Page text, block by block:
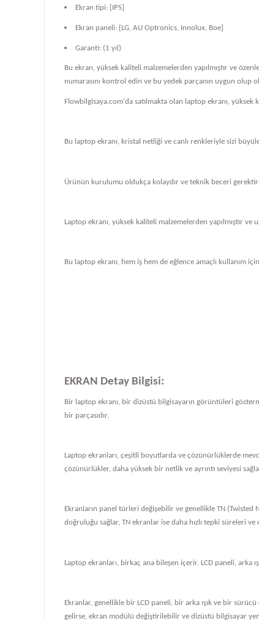
Ekran tipi: [IPS]
Ekran paneli: [LG, AU Optronics, Innolux, Boe]
Garanti: (1 yıl)
Bu ekran, yüksek kaliteli malzemelerden yapılmıştır ve
numarasını kontrol edin ve bu yedek parçanın uygun olup
Flowbilgisaya.com'da satılmakta olan laptop ekranı,
Bu laptop ekranı, kristal netliği ve canlı renkleriyle sizi
Ürünün kurulumu oldukça kolaydır ve teknik beceri
Laptop ekranı, yüksek kaliteli malzemelerden yapılmıştır
Bu laptop ekranı, hem iş hem de eğlence amaçlı kullanım
EKRAN Detay Bilgisi:
Bir laptop ekranı, bir dizüstü bilgisayarın görüntüleri
bir parçasıdır.
Laptop ekranları, çeşitli boyutlarda ve çözünürlüklerde
çözünürlükler, daha yüksek bir netlik ve ayrıntı seviyesi
Ekranların panel türleri değişebilir ve genellikle TN (Twisted
doğruluğu sağlar, TN ekranlar ise daha hızlı tepki süreleri
Laptop ekranları, birkaç ana bileşen içerir. LCD paneli,
Ekranlar, genellikle bir LCD paneli, bir arka ışık ve bir
gelirse, ekran modülü değiştirilebilir ve dizüstü bilgisayar